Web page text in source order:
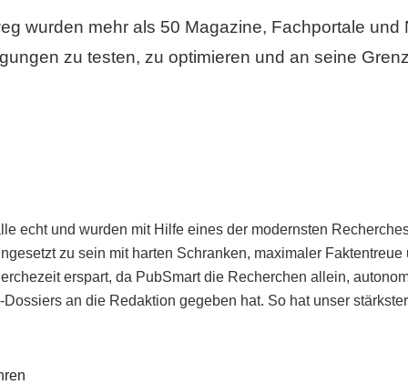
wurden mehr als 50 Magazine, Fachportale
zu testen, zu optimieren und an seine
echt und wurden mit Hilfe eines der modernsten
zu sein mit harten Schranken, maximaler
erspart, da PubSmart die Recherchen allein,
an die Redaktion gegeben hat. So hat unser